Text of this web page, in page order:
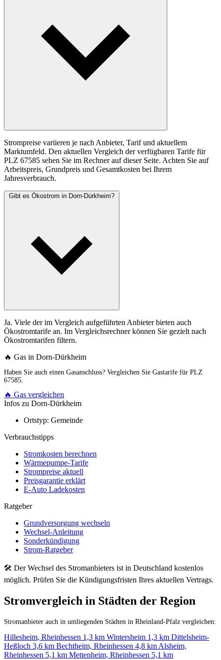
Strompreise variieren je nach Anbieter, Tarif und aktuellem
Marktumfeld. Den aktuellen Vergleich der verfügbaren Tarife für
PLZ 67585 sehen Sie im Rechner auf dieser Seite. Achten Sie auf
Arbeitspreis, Grundpreis und Gesamtkosten bei Ihrem
Jahresverbrauch.
Gibt es Ökostrom in Dorn-Dürkheim?
Ja. Viele der im Vergleich aufgeführten Anbieter bieten auch
Ökostromtarife an. Im Vergleichsrechner können Sie gezielt nach
Ökostromtarifen filtern.
🔥 Gas in Dorn-Dürkheim
Haben Sie auch einen Gasanschluss? Vergleichen Sie Gastarife für PLZ
67585.
🔥 Gas vergleichen
Infos zu Dorn-Dürkheim
Ortstyp: Gemeinde
Verbrauchstipps
Stromkosten berechnen
Wärmepumpe-Tarife
Strompreise aktuell
Preisgarantie erklärt
E-Auto Ladekosten
Ratgeber
Grundversorgung wechseln
Wechsel-Anleitung
Sonderkündigung
Strom-Ratgeber
🛠 Der Wechsel des Stromanbieters ist in Deutschland kostenlos
möglich. Prüfen Sie die Kündigungsfristen Ihres aktuellen Vertrags.
Stromvergleich in Städten der Region
Stromanbieter auch in umliegenden Städten in Rheinland-Pfalz vergleichen:
Hillesheim, Rheinhessen 1,3 km Wintersheim 1,3 km Dittelsheim-
Heßloch 3,6 km Bechtheim, Rheinhessen 4,8 km Alsheim,
Rheinhessen 5,1 km Mettenheim, Rheinhessen 5,1 km